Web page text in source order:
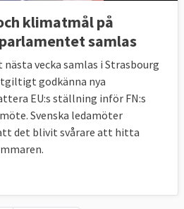
klimatmål på
samlas
vecka samlas i Strasbourg
godkänna nya
EU:s ställning inför FN:s
Svenska ledamöter
det blivit svårare att hitta